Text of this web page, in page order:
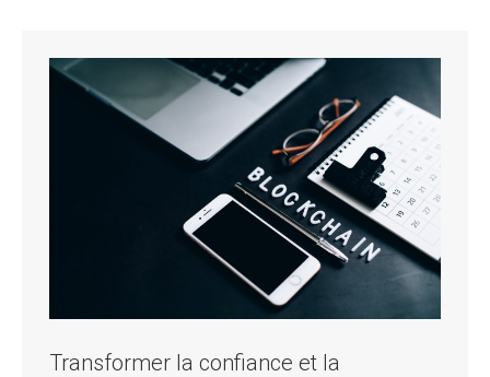
Transformer la confiance et la